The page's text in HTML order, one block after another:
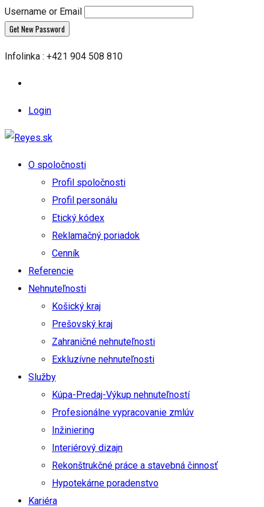
Username or Email
Infolinka : +421 904 508 810
Login
O spoločnosti
Profil spoločnosti
Profil personálu
Etický kódex
Reklamačný poriadok
Cenník
Referencie
Nehnuteľnosti
Košický kraj
Prešovský kraj
Zahraničné nehnuteľnosti
Exkluzívne nehnuteľnosti
Služby
Kúpa-Predaj-Výkup nehnuteľností
Profesionálne vypracovanie zmlúv
Inžiniering
Interiérový dizajn
Rekonštrukčné práce a stavebná činnosť
Hypotekárne poradenstvo
Kariéra